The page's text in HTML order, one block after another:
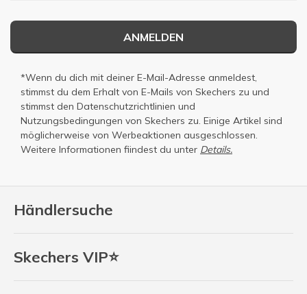
Händlersuche
Skechers VIP⭐
ANMELDEN
*Wenn du dich mit deiner E-Mail-Adresse anmeldest,
stimmst du dem Erhalt von E-Mails von Skechers zu und
stimmst den Datenschutzrichtlinien und
Nutzungsbedingungen von Skechers zu. Einige Artikel sind
möglicherweise von Werbeaktionen ausgeschlossen.
Weitere Informationen fiindest du unter Details.